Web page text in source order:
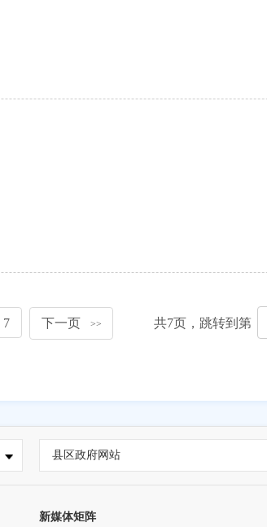
7 下一页 >> 共7页，跳转到第
县区政府网站
新媒体矩阵